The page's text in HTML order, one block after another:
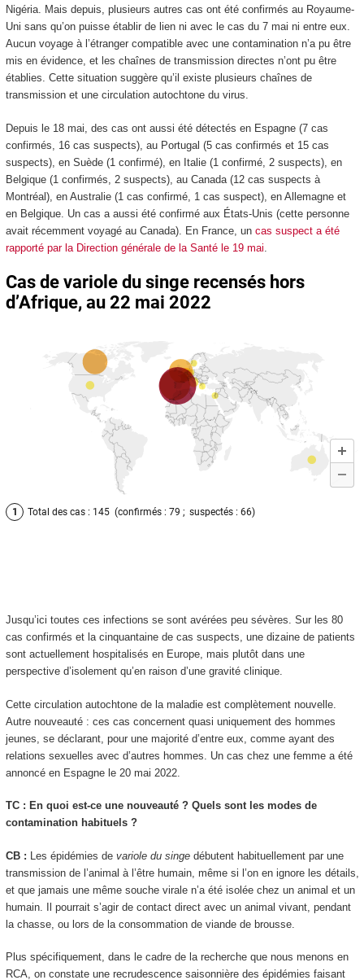
Nigéria. Mais depuis, plusieurs autres cas ont été confirmés au Royaume-
Uni sans qu’on puisse établir de lien ni avec le cas du 7 mai ni entre eux.
Aucun voyage à l’étranger compatible avec une contamination n’a pu être
mis en évidence, et les chaînes de transmission directes n’ont pu être
établies. Cette situation suggère qu’il existe plusieurs chaînes de
transmission et une circulation autochtone du virus.
Depuis le 18 mai, des cas ont aussi été détectés en Espagne (7 cas
confirmés, 16 cas suspects), au Portugal (5 cas confirmés et 15 cas
suspects), en Suède (1 confirmé), en Italie (1 confirmé, 2 suspects), en
Belgique (1 confirmés, 2 suspects), au Canada (12 cas suspects à
Montréal), en Australie (1 cas confirmé, 1 cas suspect), en Allemagne et
en Belgique. Un cas a aussi été confirmé aux États-Unis (cette personne
avait récemment voyagé au Canada). En France, un cas suspect a été
rapporté par la Direction générale de la Santé le 19 mai
Jusqu’ici toutes ces infections se sont avérées peu sévères. Sur les 80
cas confirmés et la cinquantaine de cas suspects, une dizaine de patients
sont actuellement hospitalisés en Europe, mais plutôt dans une
perspective d’isolement qu’en raison d’une gravité clinique.
Cette circulation autochtone de la maladie est complètement nouvelle.
Autre nouveauté : ces cas concernent quasi uniquement des hommes
jeunes, se déclarant, pour une majorité d’entre eux, comme ayant des
relations sexuelles avec d’autres hommes. Un cas chez une femme a été
annoncé en Espagne le 20 mai 2022.
TC : En quoi est-ce une nouveauté ? Quels sont les modes de
contamination habituels ?
CB : Les épidémies de variole du singedébutent habituellement par une
transmission de l’animal à l’être humain, même si l’on en ignore les détails,
et que jamais une même souche virale n’a été isolée chez un animal et un
humain. Il pourrait s’agir de contact direct avec un animal vivant, pendant
la chasse, ou lors de la consommation de viande de brousse.
Plus spécifiquement, dans le cadre de la recherche que nous menons en
RCA, on constate une recrudescence saisonnière des épidémies faisant